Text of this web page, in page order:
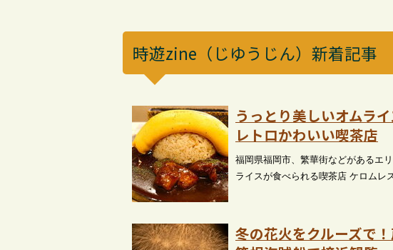
時遊zine（じゆうじん）新着記事
うっとり美しいオムラ
レトロかわいい喫茶店
福岡県福岡市、繁華街などがあるエ
ライスが食べられる喫茶店 ケロムレ
冬の花火をクルーズで